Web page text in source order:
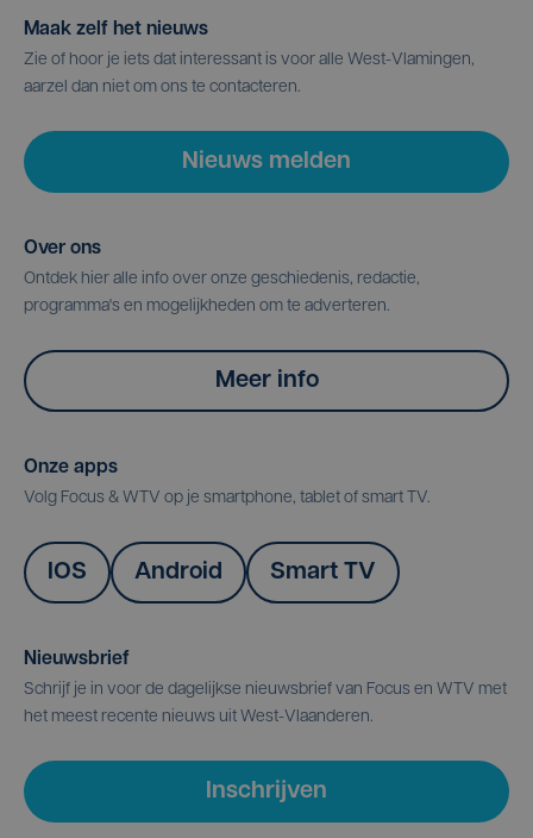
Maak zelf het nieuws
Zie of hoor je iets dat interessant is voor alle West-Vlamingen,
aarzel dan niet om ons te contacteren.
Nieuws melden
Over ons
Ontdek hier alle info over onze geschiedenis, redactie,
programma's en mogelijkheden om te adverteren.
Meer info
Onze apps
Volg Focus & WTV op je smartphone, tablet of smart TV.
IOS Android Smart TV
Nieuwsbrief
Schrijf je in voor de dagelijkse nieuwsbrief van Focus en WTV met
het meest recente nieuws uit West-Vlaanderen.
Inschrijven